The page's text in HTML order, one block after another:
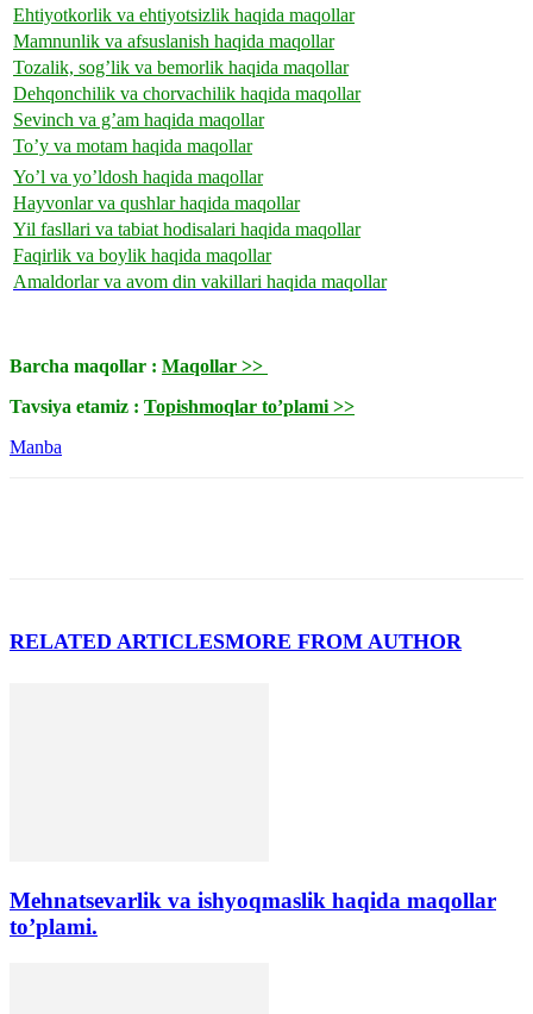
Ehtiyotkorlik va ehtiyotsizlik haqida maqollar
Mamnunlik va afsuslanish haqida maqollar
Tozalik, sog’lik va bemorlik haqida maqollar
Dehqonchilik va chorvachilik haqida maqollar
Sevinch va g’am haqida maqollar
To’y va motam haqida maqollar
Yo’l va yo’ldosh haqida maqollar
Hayvonlar va qushlar haqida maqollar
Yil fasllari va tabiat hodisalari haqida maqollar
Faqirlik va boylik haqida maqollar
Amaldorlar va avom din vakillari haqida maqollar
Barcha maqollar : Maqollar >>
Tavsiya etamiz : Topishmoqlar to’plami >>
Manba
RELATED ARTICLESMORE FROM AUTHOR
Mehnatsevarlik va ishyoqmaslik haqida maqollar
to’plami.